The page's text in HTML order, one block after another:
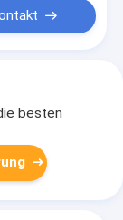
besten